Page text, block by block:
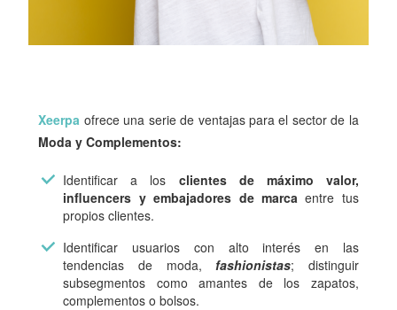
Xeerpa ofrece una serie de ventajas para el sector de la
Moda y Complementos:
Identificar a los clientes de máximo valor,
influencers y embajadores de marca entre tus
propios clientes.
Identificar usuarios con alto interés en las
tendencias de moda, fashionistas; distinguir
subsegmentos como amantes de los zapatos,
complementos o bolsos.